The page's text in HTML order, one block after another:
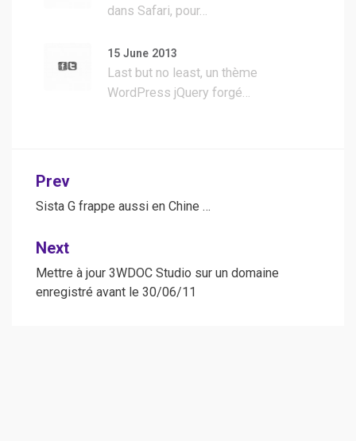
dans Safari, pour…
15 June 2013
Last but no least, un thème
WordPress jQuery forgé…
Post
navigation
Prev
Sista G frappe aussi en Chine …
Next
Mettre à jour 3WDOC Studio sur un domaine
enregistré avant le 30/06/11